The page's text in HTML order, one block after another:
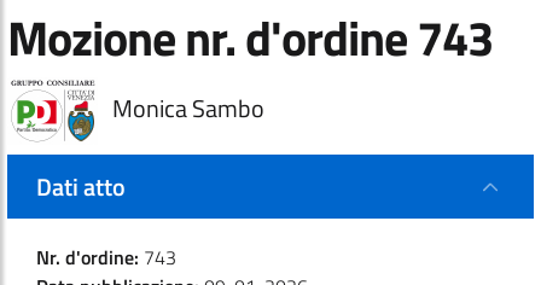
Mozione nr. d'ordine 743
Monica Sambo
Dati atto
Nr. d'ordine: 743